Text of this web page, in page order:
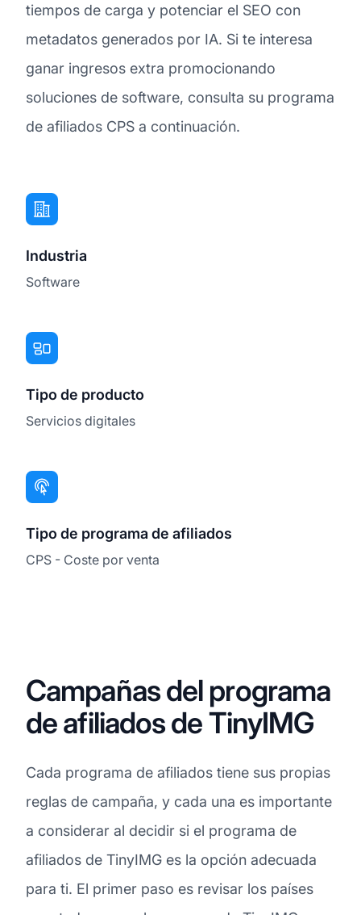
tiempos de carga y potenciar el SEO con
metadatos generados por IA. Si te interesa
ganar ingresos extra promocionando
soluciones de software, consulta su programa
de afiliados CPS a continuación.
Industria
Software
Tipo de producto
Servicios digitales
Tipo de programa de afiliados
CPS - Coste por venta
Campañas del programa
de afiliados de TinyIMG
Cada programa de afiliados tiene sus propias
reglas de campaña, y cada una es importante
a considerar al decidir si el programa de
afiliados de TinyIMG es la opción adecuada
para ti. El primer paso es revisar los países